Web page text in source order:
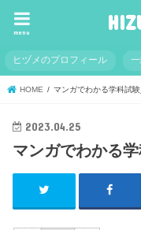
menu
ヒヅメのプロフィール
HOME マンガでわかる学科試
2023.04.25
マンガでわかる